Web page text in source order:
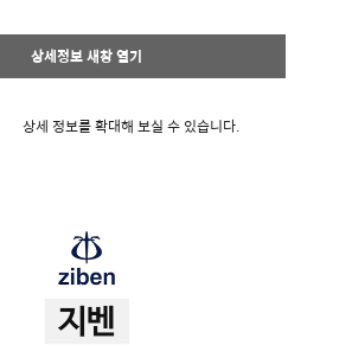
상세정보 새창 열기
상세 정보를 확대해 보실 수 있습니다.